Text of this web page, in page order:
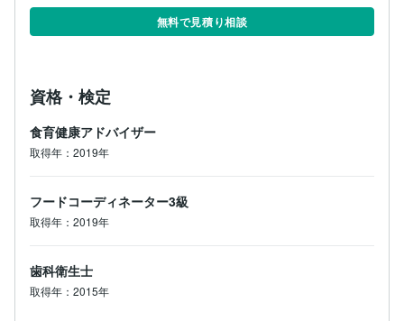
無料で見積り相談
資格・検定
食育健康アドバイザー
取得年：2019年
フードコーディネーター3級
取得年：2019年
歯科衛生士
取得年：2015年